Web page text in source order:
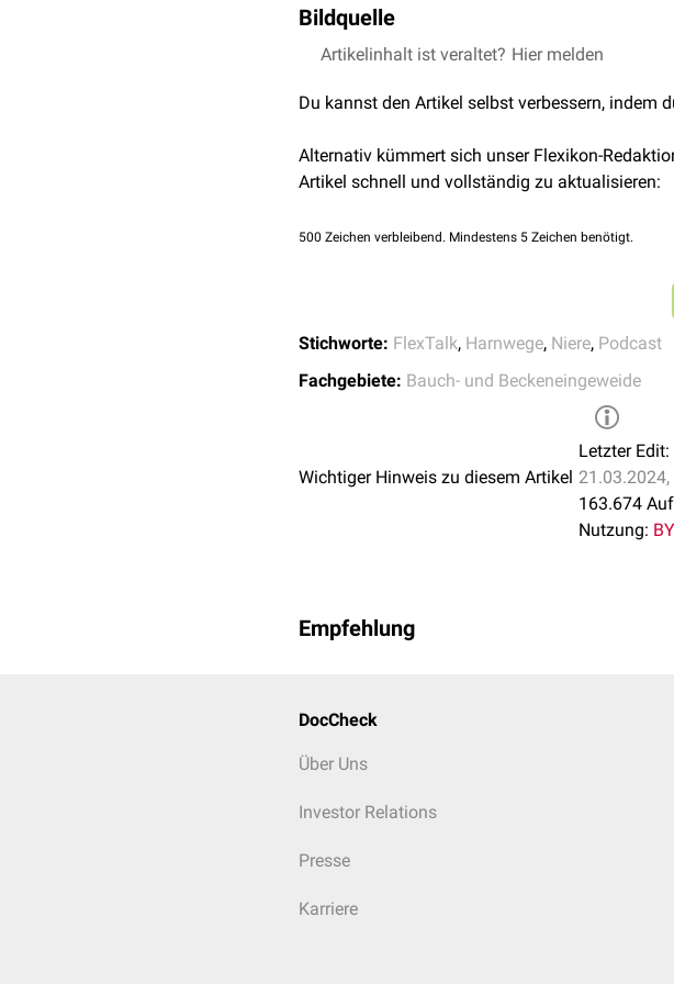
Bildquelle
Bildquelle Podcast: © David Becker /
Artikelinhalt ist veraltet? Hier melden
Du kannst den Artikel selbst verbessern, indem
Alternativ kümmert sich unser Flexikon-
Artikel schnell und vollständig zu aktualisieren:
500 Zeichen verbleibend. Mindestens 5 Zeichen benötigt.
Stichworte: FlexTalk, Harnwege, Niere, Podcast
Fachgebiete: Bauch- und Beckeneingeweide
Wichtiger Hinweis zu diesem Artikel
Letzter Edit:
163.674
Nutzung:
Empfehlung
DocCheck
Über Uns
Investor Relations
Presse
Karriere